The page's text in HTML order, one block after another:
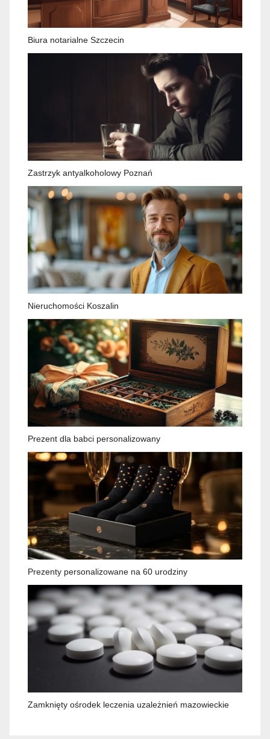
Biura notarialne Szczecin
Zastrzyk antyalkoholowy Poznań
Nieruchomości Koszalin
Prezent dla babci personalizowany
Prezenty personalizowane na 60 urodziny
Zamknięty ośrodek leczenia uzależnień mazowieckie